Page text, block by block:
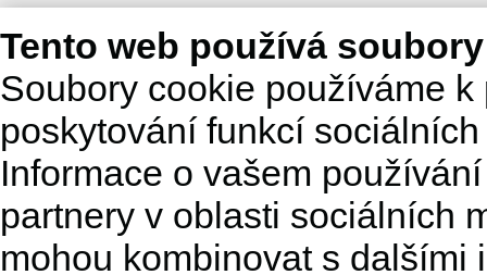
Tento web používá
Soubory cookie používáme
poskytování funkcí
Informace o vašem
partnery v oblasti sociálních
mohou kombinovat s dalšími